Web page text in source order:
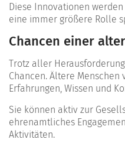
Diese Innovationen
eine immer größere Rolle
Chancen einer
Trotz aller
Chancen. Ältere
Erfahrungen, Wissen und
Sie können aktiv zur
ehrenamtliches
Aktivitäten.